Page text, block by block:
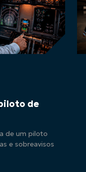
de
de um piloto
e sobreavisos